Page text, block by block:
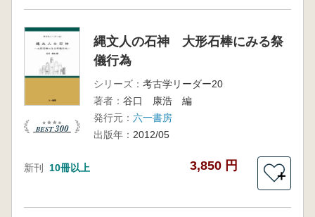
縄文人の石神 大形石棒にみる祭
儀行為
シリーズ： 考古学リーダー20
著者： 谷口 康浩 編
発行元： 六一書房
出版年： 2012/05
新刊 10冊以上 3,850 円
＋